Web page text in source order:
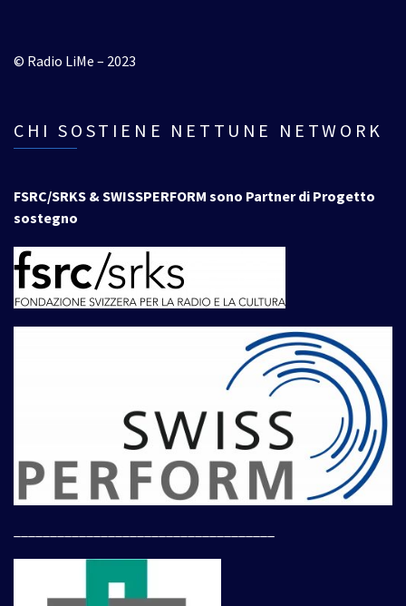
© Radio LiMe – 2023
CHI SOSTIENE NETTUNE NETWORK
FSRC/SRKS & SWISSPERFORM sono Partner di Progetto
sostegno